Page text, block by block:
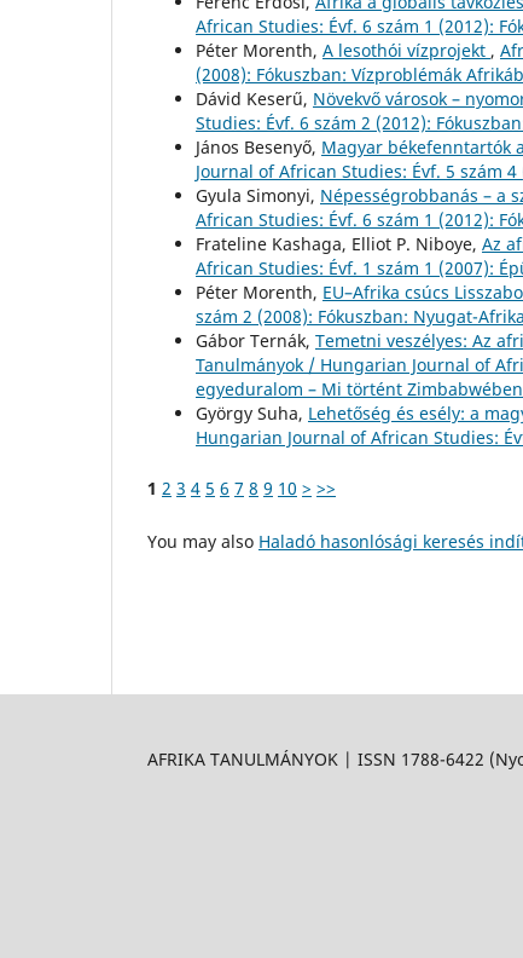
African Studies: Évf. 6 szám 1 (2012):
Péter Morenth, A lesothói vízprojekt ,
(2008): Fókuszban: Vízproblémák
Dávid Keserű, Növekvő városok –
Studies: Évf. 6 szám 2 (2012):
János Besenyő, Magyar békefenntartók
Journal of African Studies: Évf. 5 szám
Gyula Simonyi, Népességrobbanás – a
African Studies: Évf. 6 szám 1 (2012):
Frateline Kashaga, Elliot P. Niboye, Az
African Studies: Évf. 1 szám 1 (2007):
Péter Morenth, EU–Afrika csúcs
szám 2 (2008): Fókuszban: Nyugat-Afrika
Gábor Ternák, Temetni veszélyes: Az
Tanulmányok / Hungarian Journal of
egyeduralom – Mi történt
György Suha, Lehetőség és esély: a
Hungarian Journal of African Studies:
1 2 3 4 5 6 7 8 9 10 > >>
You may also Haladó hasonlósági keresés
AFRIKA TANULMÁNYOK | ISSN 1788-6422